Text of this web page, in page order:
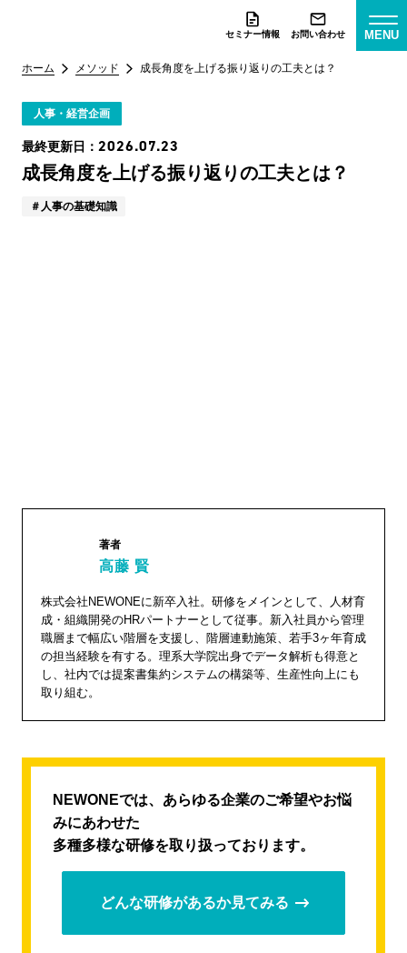
セミナー情報 お問い合わせ MENU
ホーム メソッド 成長角度を上げる振り返りの工夫とは？
人事・経営企画
最終更新日： 2026.07.23
成長角度を上げる振り返りの工夫とは？
人事の基礎知識
高藤 賢"
width="1
04"
height="
著者
高藤 賢
株式会社NEWONEに新卒入社。研修をメインとして、人材育
成・組織開発のHRパートナーとして従事。新入社員から管理
職層まで幅広い階層を支援し、階層連動施策、若手3ヶ年育成
の担当経験を有する。理系大学院出身でデータ解析も得意と
し、社内では提案書集約システムの構築等、生産性向上にも
取り組む。
NEWONEでは、あらゆる企業のご希望やお悩
みにあわせた
多種多様な研修を取り扱っております。
どんな研修があるか見てみる